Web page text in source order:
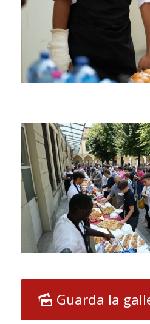
Guarda la